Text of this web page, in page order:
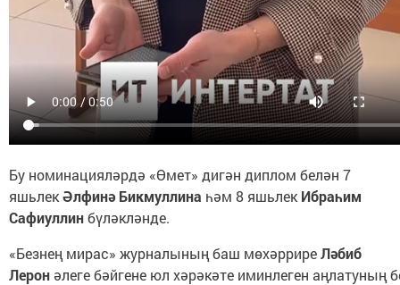
Бу номинацияләрдә «Өмет» дигән диплом белән 7
яшьлекӘлфинә Бикмуллина һәм 8 яшьлек Ибраһим
Сафиуллинбүләкләнде.
«Безнең мирас» журналының баш мөхәрриреЛәбиб
Лерон әлеге бәйгене юл хәрәкәте иминлеген аңлатуның